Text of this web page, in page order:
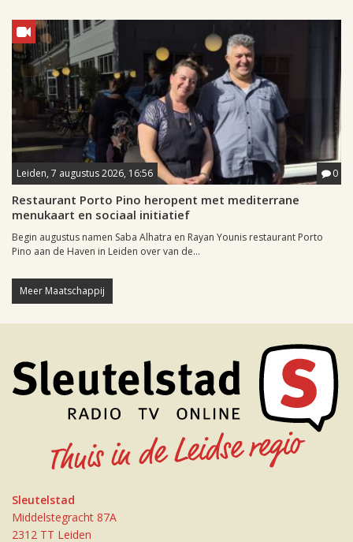
Leiden, 7 augustus 2026, 16:56 0
Restaurant Porto Pino heropent met mediterrane
menukaart en sociaal initiatief
Begin augustus namen Saba Alhatra en Rayan Younis restaurant Porto
Pino aan de Haven in Leiden over van de...
Meer Maatschappij
Sleutelstad
Middelstegracht 87A
2312 TT Leiden